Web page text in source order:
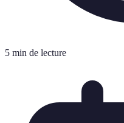
5 min de lecture